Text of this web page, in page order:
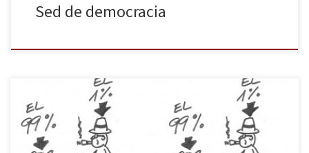
Sed de democracia
Juguemos al juego de encontrar las diferencias entre los